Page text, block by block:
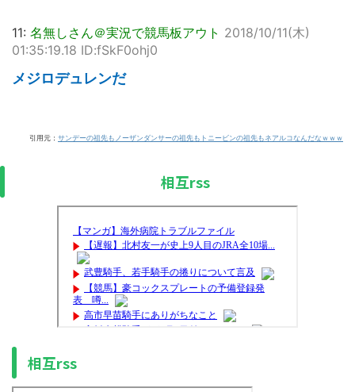
11: 名無しさん＠実況で競馬板アウト 2018/10/11(木)
01:35:19.18 ID:fSkF0ohj0
メジロデュレンだ
引用元： サンデーの祖先もノーザンダンサーの祖先もトニービンの祖先もネアルコなんだなｗｗｗ
相互rss
相互rss